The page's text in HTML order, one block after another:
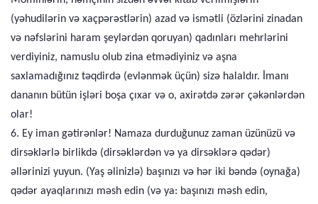
(yəhudilərin və xaçpərəstlərin) azad və ismətli (özlərini zinadan
və nəfslərini haram şeylərdən qoruyan) qadınları mehrlərini
verdiyiniz, namuslu olub zina etmədiyiniz və aşna
saxlamadığınız təqdirdə (evlənmək üçün) sizə halaldır. İmanı
dananın bütün işləri boşa çıxar və o, axirətdə zərər çəkənlərdən
olar!
6. Ey iman gətirənlər! Namaza durduğunuz zaman üzünüzü və
dirsəklərlə birlikdə (dirsəklərdən və ya dirsəklərə qədər)
əllərinizi yuyun. (Yaş əlinizlə) başınızı və hər iki bəndə (oynağa)
qədər ayaqlarınızı məsh edin (və ya: başınızı məsh edin,